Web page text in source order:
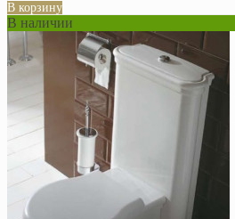
В корзину
В наличии